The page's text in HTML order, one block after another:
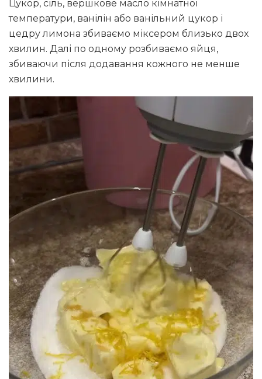
Цукор, сіль, вершкове масло кімнатної
температури, ванілін або ванільний цукор і
цедру лимона збиваємо міксером близько двох
хвилин. Далі по одному розбиваємо яйця,
збиваючи після додавання кожного не менше
хвилини.